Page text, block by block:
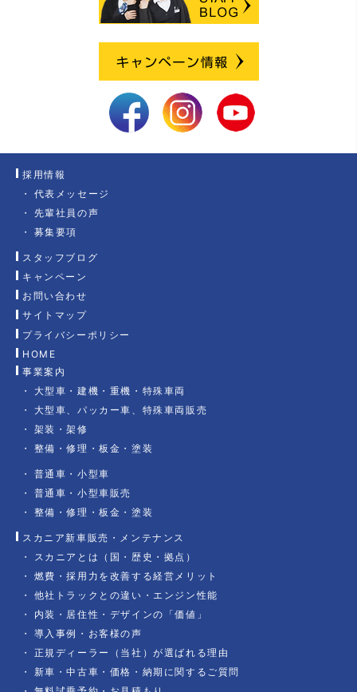
HOME
事業案内
大型車・建機・重機・特殊車両
大型車、パッカー車、特殊車両販売
架装・架修
整備・修理・板金・塗装
普通車・小型車
普通車・小型車販売
整備・修理・板金・塗装
スカニア新車販売・メンテナンス
スカニアとは（国・歴史・拠点）
燃費・採用力を改善する経営メリット
他社トラックとの違い・エンジン性能
内装・居住性・デザインの「価値」
導入事例・お客様の声
正規ディーラー（当社）が選ばれる理由
新車・中古車・価格・納期に関するご質問
採用情報
代表メッセージ
先輩社員の声
募集要項
スタッフブログ
キャンペーン
お問い合わせ
サイトマップ
プライバシーポリシー